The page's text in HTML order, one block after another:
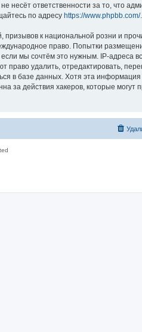
несёт ответственности за то, что
по адресу https://www.phpbb.com/.
к национальной розни и
право. Попытки
мы сочтём это нужным. IP-адреса
удалить, отредактировать,
в базе данных. Хотя эта
действия хакеров, которые могут